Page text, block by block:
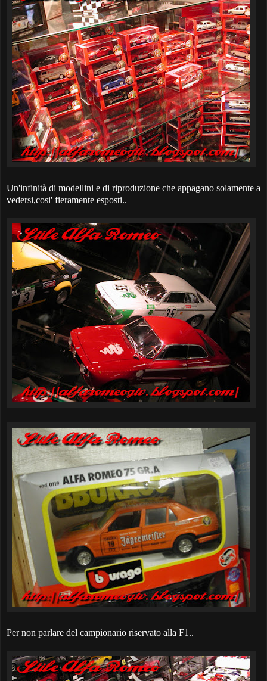
Un'infinità di modellini e di riproduzione che appagano solamente a
vedersi,cosi' fieramente esposti..
Per non parlare del campionario riservato alla F1..